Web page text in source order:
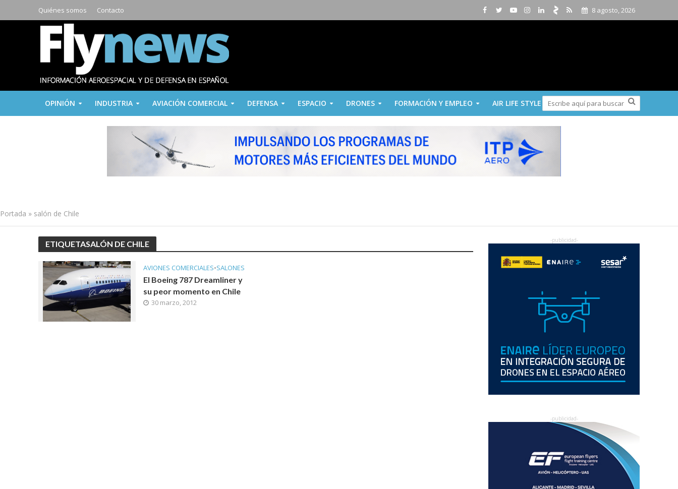
Quiénes somos Contacto 8 agosto, 2026
OPINIÓN INDUSTRIA AVIACIÓN COMERCIAL DEFENSA ESPACIO DRONES FORMACIÓN Y EMPLEO AIR LIFE STYLE
Portada » salón de Chile
ETIQUETASALÓN DE CHILE
AVIONES COMERCIALES•SALONES
El Boeing 787 Dreamliner y
su peor momento en Chile
30 marzo, 2012